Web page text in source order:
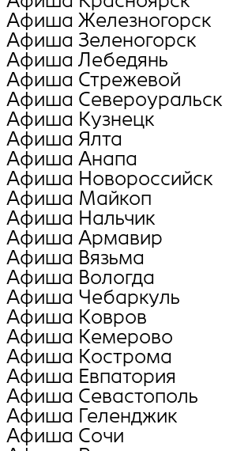
Афиша Железногорск
Афиша Зеленогорск
Афиша Лебедянь
Афиша Стрежевой
Афиша Североуральск
Афиша Кузнецк
Афиша Ялта
Афиша Анапа
Афиша Новороссийск
Афиша Майкоп
Афиша Нальчик
Афиша Армавир
Афиша Вязьма
Афиша Вологда
Афиша Чебаркуль
Афиша Ковров
Афиша Кемерово
Афиша Кострома
Афиша Евпатория
Афиша Севастополь
Афиша Геленджик
Афиша Сочи